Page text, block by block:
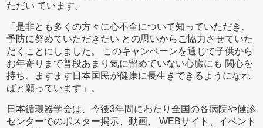
ただい ています。
「是非とも多くの方々に心不全について知っていただき、
予防に努めていただきたい との思いからご協力させていた
だくことにしました。 このキャンペーンを通じて子供から
お年寄りまで普段あまり気に留めていない心臓にも 関心を
持ち、ますます日本国民が健康に長生きできるようになれ
ばと願っています」。
日本循環器学会は、今後3年間にわたり全国の各病院や健診
センターでのポスター掲示、動画、 WEBサイト、イベント